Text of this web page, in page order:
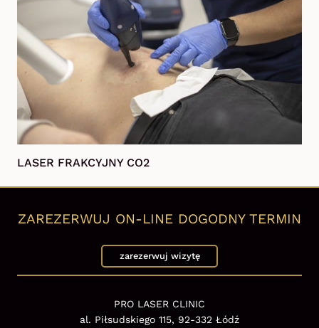
LASER FRAKCYJNY CO2
ZAREZERWUJ ON-LINE DOGODNY TERMIN
zarezerwuj wizytę
PRO LASER CLINIC
al. Piłsudskiego 115, 92-332 Łódź